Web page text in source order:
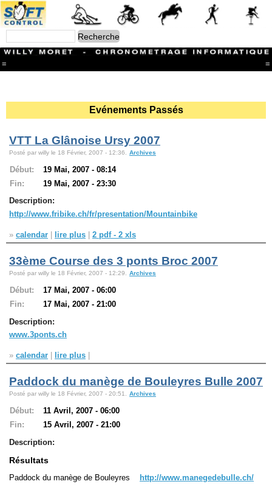
= =
Branches
Ski ALPIN
Triathlon
Ski Nordique
Courses à pieds
VTT
Slalom In-Line
Caisse à savon
Hippisme
Marche
Archives
Navigation
site map
messages récents
Ouverture de session
Nom d'utilisateur:
Mot de passe:
Demander un nouveau mot de passe
Evénements Passés
VTT La Glânoise Ursy 2007
Posté par willy le 18 Février, 2007 - 12:36. Archives
Début:
19 Mai, 2007 - 08:14
Fin:
19 Mai, 2007 - 23:30
Description:
http://www.fribike.ch/fr/presentation/Mountainbike
» calendar lire plus 2 pdf - 2 xls
33ème Course des 3 ponts Broc 2007
Posté par willy le 18 Février, 2007 - 12:29. Archives
Début:
17 Mai, 2007 - 06:00
Fin:
17 Mai, 2007 - 21:00
Description:
www.3ponts.ch
» calendar lire plus
Paddock du manège de Bouleyres Bulle 2007
Posté par willy le 18 Février, 2007 - 20:51. Archives
Début:
11 Avril, 2007 - 06:00
Fin:
15 Avril, 2007 - 21:00
Description:
Résultats
Paddock du manège de Bouleyres http://www.manegedebulle.ch/